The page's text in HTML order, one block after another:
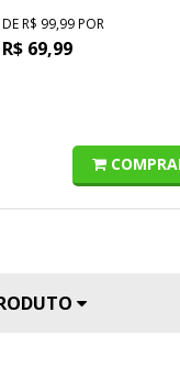
DE R$ 99,99 POR
R$ 69,99